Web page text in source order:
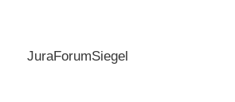
JuraForumSiegel